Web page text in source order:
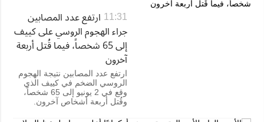
11:31 ارتفع عدد المصابين
جراء الهجوم الروسي على كييف
إلى 65 شخصاً، فيما قُتل أربعة
آخرون
ارتفع عدد المصابين نتيجة الهجوم
الروسي الضخم في كييف الذي
وقع في 2 يونيو إلى 65 شخصاً،
وقُتل أربعة أشخاص آخرون.